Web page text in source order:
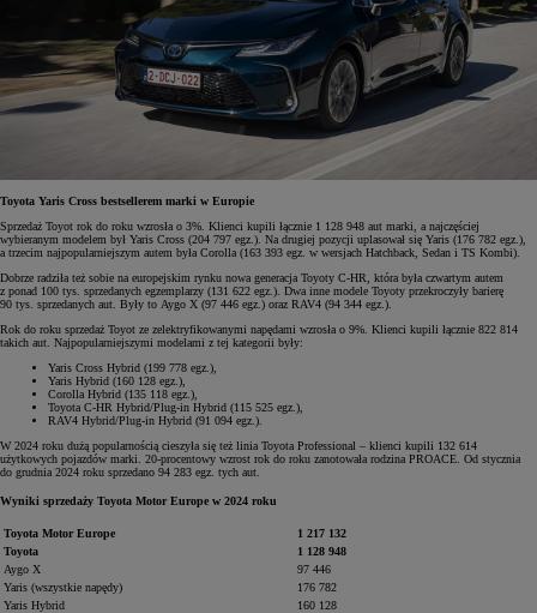
Toyota Yaris Cross bestsellerem marki w Europie
Sprzedaż Toyot rok do roku wzrosła o 3%. Klienci kupili łącznie 1 128 948 aut marki, a najczęściej
wybieranym modelem był Yaris Cross (204 797 egz.). Na drugiej pozycji uplasował się Yaris (176 782 egz.),
a trzecim najpopularniejszym autem była Corolla (163 393 egz. w wersjach Hatchback, Sedan i TS Kombi).
Dobrze radziła też sobie na europejskim rynku nowa generacja Toyoty C-HR, która była czwartym autem
z ponad 100 tys. sprzedanych egzemplarzy (131 622 egz.). Dwa inne modele Toyoty przekroczyły barierę
90 tys. sprzedanych aut. Były to Aygo X (97 446 egz.) oraz RAV4 (94 344 egz.).
Rok do roku sprzedaż Toyot ze zelektryfikowanymi napędami wzrosła o 9%. Klienci kupili łącznie 822 814
takich aut. Najpopularniejszymi modelami z tej kategorii były:
Yaris Cross Hybrid (199 778 egz.),
Yaris Hybrid (160 128 egz.),
Corolla Hybrid (135 118 egz.),
Toyota C-HR Hybrid/Plug-in Hybrid (115 525 egz.),
RAV4 Hybrid/Plug-in Hybrid (91 094 egz.).
W 2024 roku dużą popularnością cieszyła się też linia Toyota Professional – klienci kupili 132 614
użytkowych pojazdów marki. 20-procentowy wzrost rok do roku zanotowała rodzina PROACE. Od stycznia
do grudnia 2024 roku sprzedano 94 283 egz. tych aut.
Wyniki sprzedaży Toyota Motor Europe w 2024 roku
Toyota Motor Europe
1 217 132
Toyota
1 128 948
Aygo X
97 446
Yaris (wszystkie napędy)
176 782
Yaris Hybrid
160 128